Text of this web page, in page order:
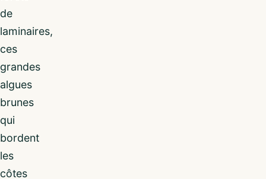
de
laminaires,
ces
grandes
algues
brunes
qui
bordent
les
côtes